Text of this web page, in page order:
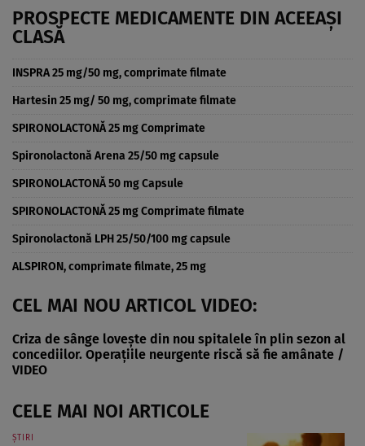
PROSPECTE MEDICAMENTE DIN ACEEAȘI
CLASĂ
INSPRA 25 mg/50 mg, comprimate filmate
Hartesin 25 mg/ 50 mg, comprimate filmate
SPIRONOLACTONĂ 25 mg Comprimate
Spironolactonă Arena 25/50 mg capsule
SPIRONOLACTONĂ 50 mg Capsule
SPIRONOLACTONĂ 25 mg Comprimate filmate
Spironolactonă LPH 25/50/100 mg capsule
ALSPIRON, comprimate filmate, 25 mg
CEL MAI NOU ARTICOL VIDEO:
Criza de sânge lovește din nou spitalele în plin sezon al
concediilor. Operațiile neurgente riscă să fie amânate /
VIDEO
CELE MAI NOI ARTICOLE
ȘTIRI